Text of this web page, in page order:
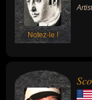
Notez-le !